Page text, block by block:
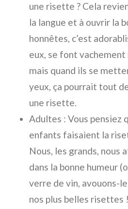
une risette ? Cela
la langue et à ouvrir la
honnêtes, c’est
eux, se font
mais quand ils se
yeux, ça pourrait tout
une risette.
Adultes : Vous pensiez
enfants faisaient la
Nous, les grands, nous
dans la bonne humeur
verre de vin, avouons-
nos plus belles risettes